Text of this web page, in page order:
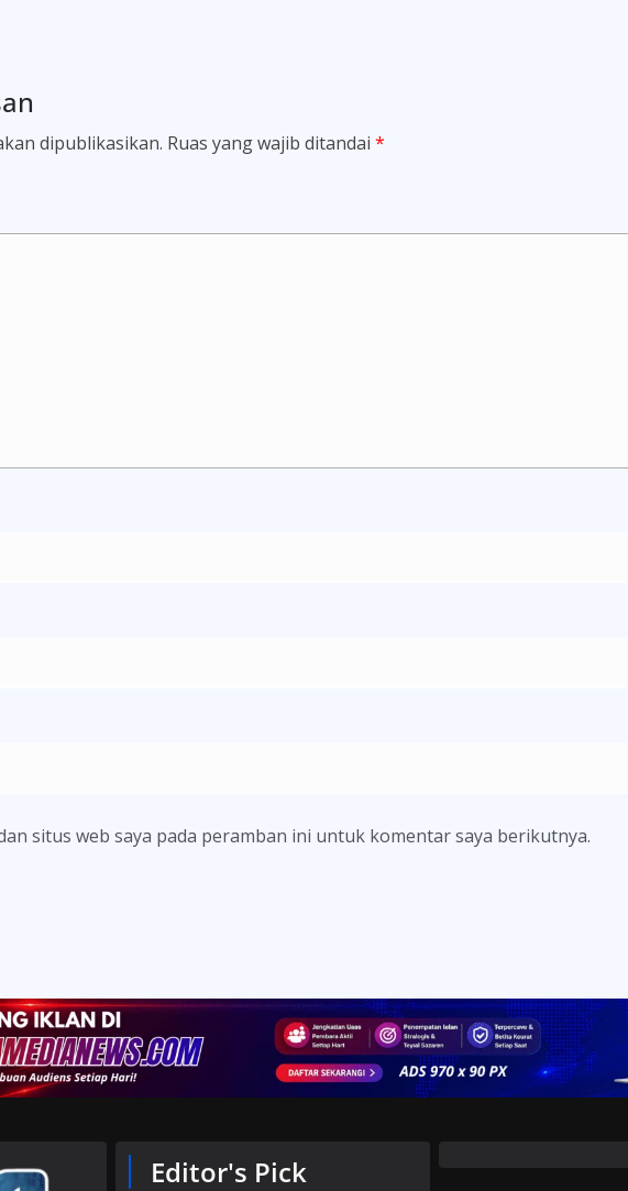
dipublikasikan. Ruas yang wajib ditandai *
situs web saya pada peramban ini untuk komentar saya berikutnya.
Editor's Pick